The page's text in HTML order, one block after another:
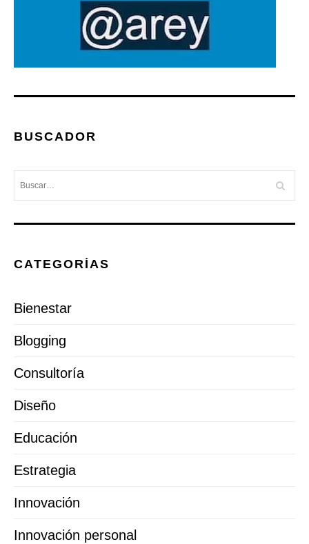
BUSCADOR
CATEGORÍAS
Bienestar
Blogging
Consultoría
Diseño
Educación
Estrategia
Innovación
Innovación personal